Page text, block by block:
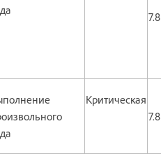
7.8
Критическая
7.8